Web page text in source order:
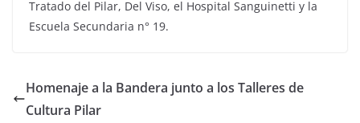
Tratado del Pilar, Del Viso, el Hospital Sanguinetti y la
Escuela Secundaria n° 19.
Homenaje a la Bandera junto a los Talleres de
Cultura Pilar